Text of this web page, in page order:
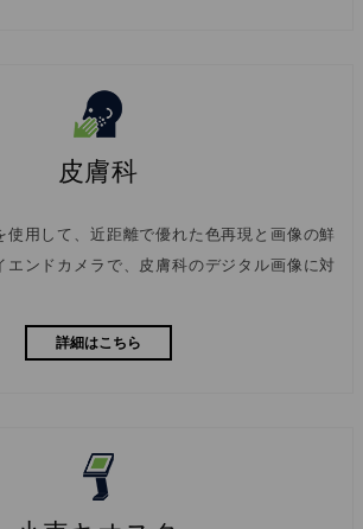
皮膚科
使用して、近距離で優れた色再現と画像の鮮
エンドカメラで、皮膚科のデジタル画像に対
詳細はこちら